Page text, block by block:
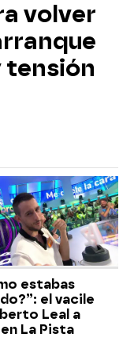
volver
tensión
estabas
el vacile
Leal a
La Pista